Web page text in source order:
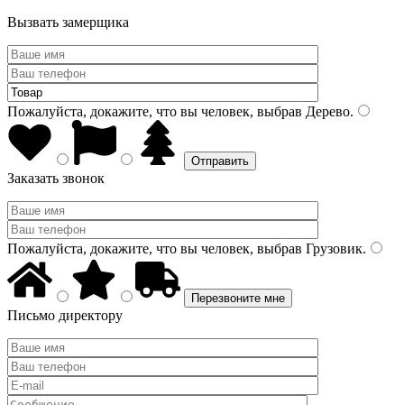
Вызвать замерщика
Пожалуйста, докажите, что вы человек, выбрав Дерево.
Заказать звонок
Пожалуйста, докажите, что вы человек, выбрав Грузовик.
Письмо директору